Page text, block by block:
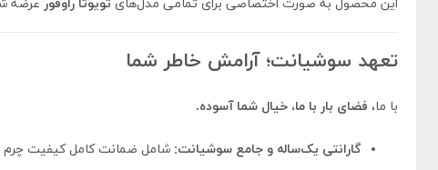
این محصول به صورت اختصاصی برای تمامی مدل‌های تویوتا راوفور عرضه
تعهد سوشیانت؛ آرامش خاطر شما
با ما، فضای بار با ما، خیال شما آسوده.
گارانتی یک‌ساله و جامع سوشیانت: شامل ضمانت کامل کیفیت چرم